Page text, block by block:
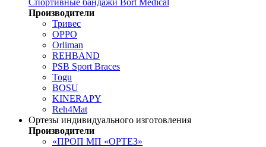
Спортивные бандажи Bort Medical
Производители
Тривес
OPPO
Orliman
REHBAND
PSB Sport Braces
Togu
BOSU
KINERAPY
Reh4Mat
Ортезы индивидуального изготовления
Производители
«ПРОП МП «ОРТЕЗ»